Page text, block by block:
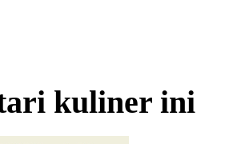
kuliner ini